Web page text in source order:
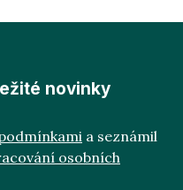
novinky
a seznámil
osobních